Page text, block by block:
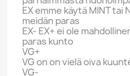
EX emme käytä MINT tai
meidän paras
EX- EX+ ei ole
paras kunto
VG+
VG on on vielä oiva
VG-